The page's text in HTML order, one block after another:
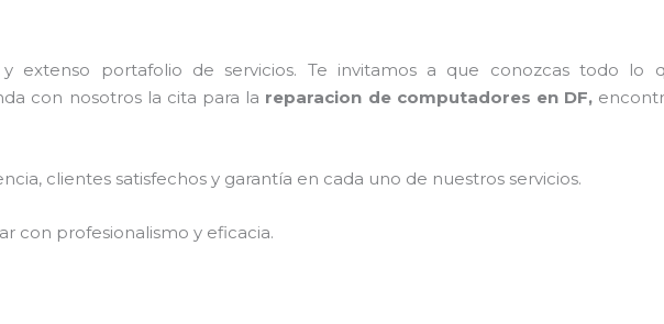
extenso portafolio de servicios. Te invitamos a que conozcas todo lo
con nosotros la cita para la reparacion de computadores en DF,
clientes satisfechos y garantía en cada uno de nuestros servicios.
con profesionalismo y eficacia.